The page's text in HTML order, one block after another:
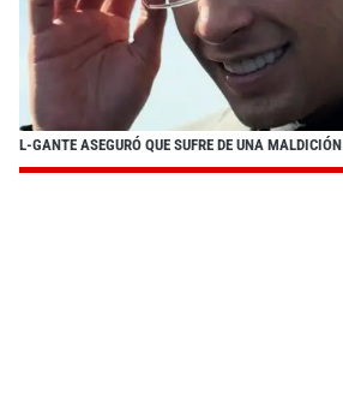
L-GANTE ASEGURÓ QUE SUFRE DE UNA MALDICIÓN